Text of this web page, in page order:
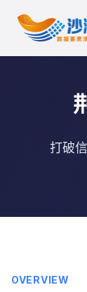
打破
OVERVIEW